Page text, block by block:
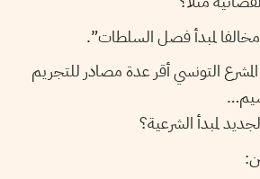
مخالفا لمبدأ فصل السلطات”.
التونسي أقر عدة مصادر للتجريم
لمبدأ الشرعية؟